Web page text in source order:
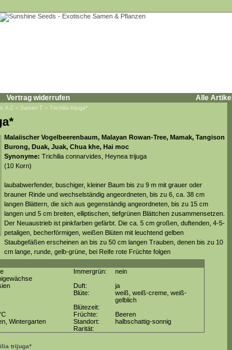
Vertrag widerrufen Alle Artikel
A-Z » Samen T » Trichilia trijuga*
Malaiischer Vogelbeerenbaum, Malayan Rowan-Tree, Mamak, Tangison
Burong, Duak, Juak, Chua khe, Hai moc
Synonyme: Trichilia connarvides, Heynea trijuga
(10 Korn)
laubabwerfender, buschiger, kleiner Baum bis zu 9 m mit grauer oder
brauner Rinde und wechselständig angeordneten, bis zu 6, ca. 38 cm
langen Blättern, die sich aus gegenständig angeordneten, bis zu 15 cm
langen und 5 cm breiten, elliptischen, tiefgrünen Blättchen zusammensetzen.
Der Neuaustrieb ist pinkfarben gefärbt. Die ca. 5 cm großen, duftenden, 4-5-
petaligen, becherförmigen, weißen Blüten mit leuchtend gelben
Staubgefäßen erscheinen an bis zu 50 cm langen Trauben, denen bis zu 10
cm lange, runde, gelb-grüne, bei Reife rote Früchte folgen
Immergrün:
nein
Duft:
ja
Blüte:
weiß, weiß-creme, weiß-
gelblich
Blütezeit:
Früchte:
Beeren
Wintergarten Standort:
halbschattig-sonnig
Rarität:
trijuga*